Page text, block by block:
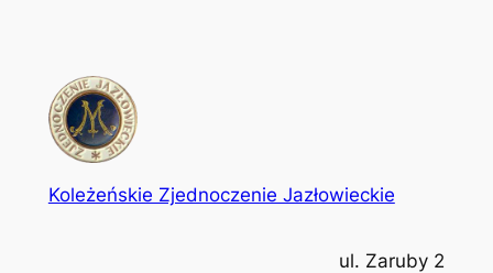
Koleżeńskie Zjednoczenie Jazłowieckie
ul. Zaruby 2